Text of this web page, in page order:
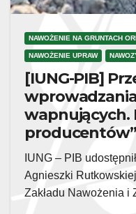
NAWOŻENIE NA GRUNTACH
NAWOŻENIE UPRAW
[IUNG-PIB]
wapnujących.
producentów”
IUNG – PIB
Agnieszki
Zakładu Nawożenia i